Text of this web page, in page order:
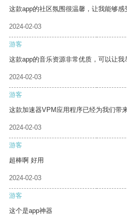
这款app的社区氛围很温馨，让我能够感
2024-02-03
游客
这款app的音乐资源非常优质，可以让我
2024-02-03
游客
这款加速器VPM应用程序已经为我们带
2024-02-03
游客
超棒啊 好用
2024-02-03
游客
这个是app神器